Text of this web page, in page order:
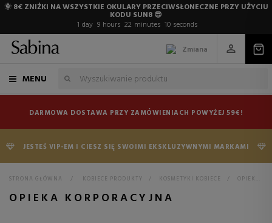
🌞 8€ ZNIŻKI NA WSZYSTKIE OKULARY PRZECIWSŁONECZNE PRZY UŻYCIU
KODU SUN8 😎
1 day 9 hours 22 minutes 9 seconds
Zmiana
MENU
DARMOWA DOSTAWA PRZY ZAMÓWIENIACH POWYŻEJ 59€!
JESTEŚ VIP-EM I CIESZ SIĘ SWOIMI EKSKLUZYWNYMI MARKAMI
STRONA GŁÓWNA > KOBIECE PRODUKTY > KOSMETYKI KOBIECE > OPIEKA KORPORACYJNA
OPIEKA KORPORACYJNA